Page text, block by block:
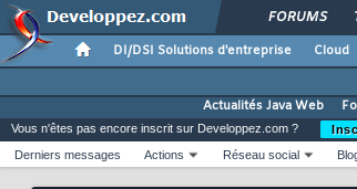
FORUMS
DI/DSI Solutions d'entreprise Cloud
Actualités Java Web
Vous n'êtes pas encore inscrit sur Developpez.com ?
Derniers messages
Actions Réseau social